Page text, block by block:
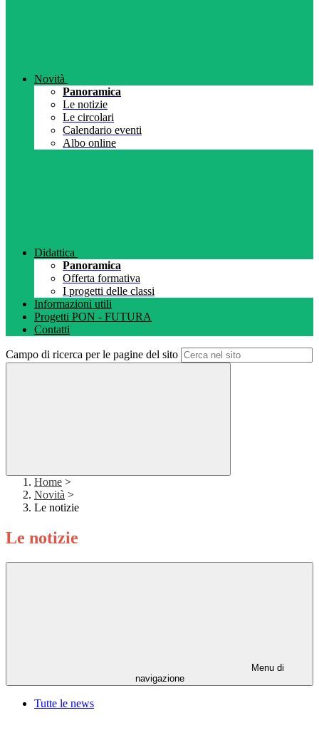
Novità
Panoramica
Le notizie
Le circolari
Calendario eventi
Albo online
Didattica
Panoramica
Offerta formativa
I progetti delle classi
Informazioni utili
Progetti PON - FUTURA
Contatti
Campo di ricerca per le pagine del sito
Home >
Novità >
Le notizie
Le notizie
Menu di
navigazione
Tutte le news